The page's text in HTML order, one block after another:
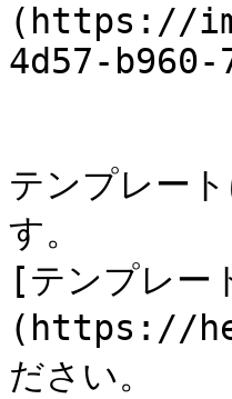
(https://
4d57-
テンプレー
す。
[テンプレー
(https://
ださい。